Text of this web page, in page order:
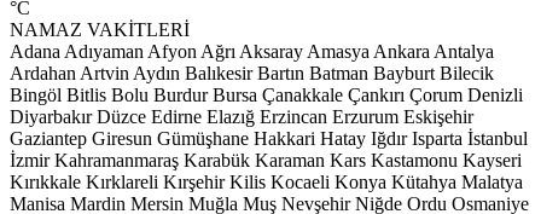
°C
NAMAZ VAKİTLERİ
Adana Adıyaman Afyon Ağrı Aksaray Amasya Ankara Antalya
Ardahan Artvin Aydın Balıkesir Bartın Batman Bayburt Bilecik
Bingöl Bitlis Bolu Burdur Bursa Çanakkale Çankırı Çorum Denizli
Diyarbakır Düzce Edirne Elazığ Erzincan Erzurum Eskişehir
Gaziantep Giresun Gümüşhane Hakkari Hatay Iğdır Isparta İstanbul
İzmir Kahramanmaraş Karabük Karaman Kars Kastamonu Kayseri
Kırıkkale Kırklareli Kırşehir Kilis Kocaeli Konya Kütahya Malatya
Manisa Mardin Mersin Muğla Muş Nevşehir Niğde Ordu Osmaniye